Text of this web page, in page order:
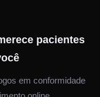
pacientes
em conformidade